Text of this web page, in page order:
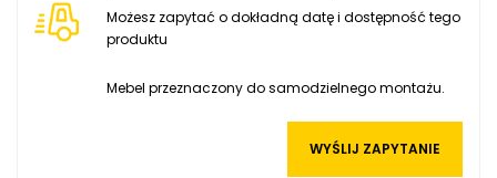
Możesz zapytać o dokładną datę i dostępność tego
produktu
Mebel przeznaczony do samodzielnego montażu.
WYŚLIJ ZAPYTANIE